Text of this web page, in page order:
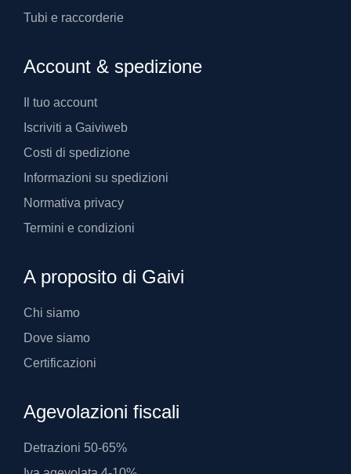
Tubi e raccorderie
Account & spedizione
Il tuo account
Iscriviti a Gaiviweb
Costi di spedizione
Informazioni su spedizioni
Normativa privacy
Termini e condizioni
A proposito di Gaivi
Chi siamo
Dove siamo
Certificazioni
Agevolazioni fiscali
Detrazioni 50-65%